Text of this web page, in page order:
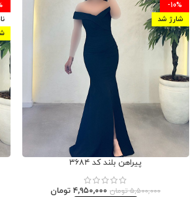
-10%
شارژ شد
پیراهن بلند کد ۳۶۸۴
۵,۵۰۰,۰۰۰ تومان ۴,۹۵۰,۰۰۰ تومان